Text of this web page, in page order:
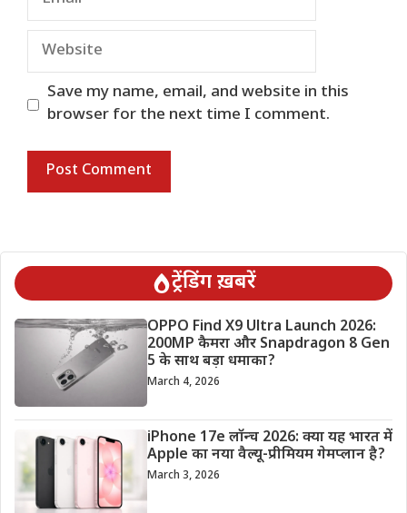
Website
Save my name, email, and website in this
browser for the next time I comment.
ट्रेंडिंग ख़बरें
OPPO Find X9 Ultra Launch 2026:
200MP कैमरा और Snapdragon 8 Gen
5 के साथ बड़ा धमाका?
March 4, 2026
iPhone 17e लॉन्च 2026: क्या यह भारत में
Apple का नया वैल्यू-प्रीमियम गेमप्लान है?
March 3, 2026